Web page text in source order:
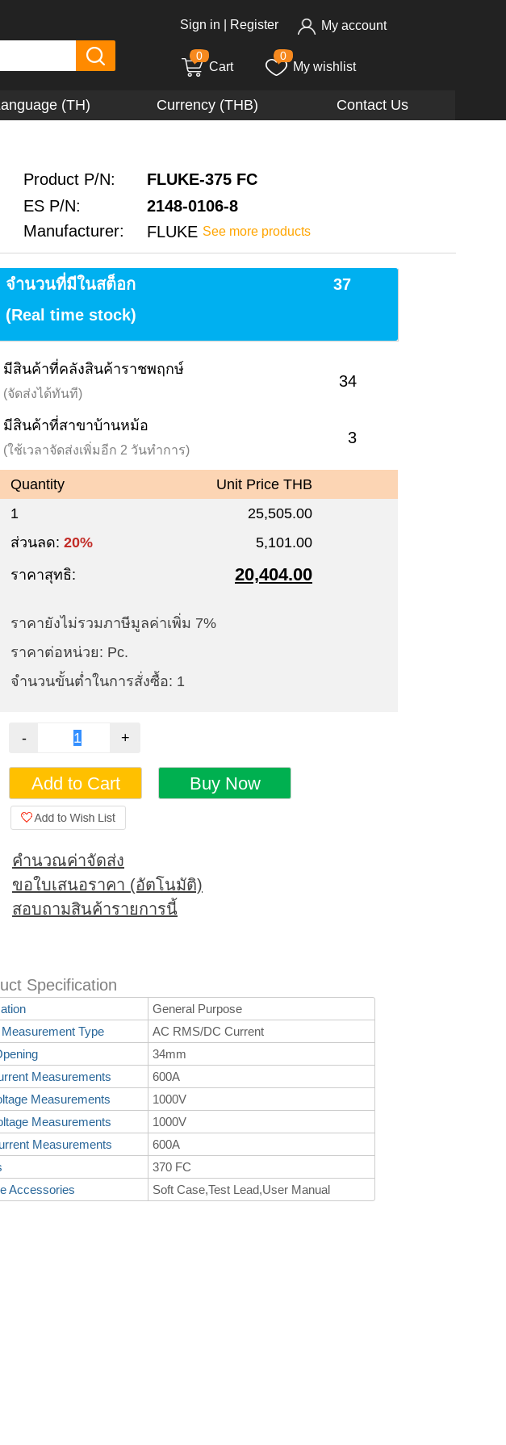
Sign in Register My account
0
Cart
0
My wishlist
(TH) Currency (THB) Contact Us
Product P/N: FLUKE-375 FC
ES P/N: 2148-0106-8
Manufacturer: FLUKE See more products
จำนวนที่มีในสต็อก
37
(Real time stock)
มีสินค้าที่คลังสินค้าราชพฤกษ์
(จัดส่งได้ทันที)
34
มีสินค้าที่สาขาบ้านหม้อ
(ใช้เวลาจัดส่งเพิ่มอีก 2 วันทำการ)
3
Quantity
Unit Price THB
1
25,505.00
ส่วนลด: 20%
5,101.00
ราคาสุทธิ:
20,404.00
ราคายังไม่รวมภาษีมูลค่าเพิ่ม 7%
ราคาต่อหน่วย: Pc.
จำนวนขั้นต่ำในการสั่งซื้อ: 1
คำนวณค่าจัดส่ง
ขอใบเสนอราคา (อัตโนมัติ)
สอบถามสินค้ารายการนี้
Specification
General Purpose
Type
AC RMS/DC Current
34mm
Measurements
600A
Measurements
1000V
Measurements
1000V
Measurements
600A
370 FC
Accessories
Soft Case,Test Lead,User Manual